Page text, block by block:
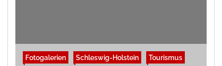
Fotogalerien Schleswig-Holstein Tourismus